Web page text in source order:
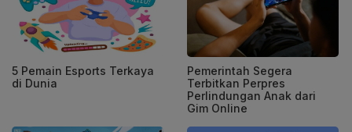
5 Pemain Esports Terkaya
di Dunia
Pemerintah Segera
Terbitkan Perpres
Perlindungan Anak dari
Gim Online